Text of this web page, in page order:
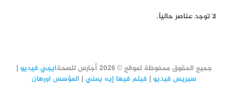
لا توجد عناصر حالياً.
جميع الحقوق محفوظة لموقع © 2026 أجارس للصحة ايجي فيديو |
سيريس فيديو | فيلم فيها إيه يعني | المؤسس اورهان